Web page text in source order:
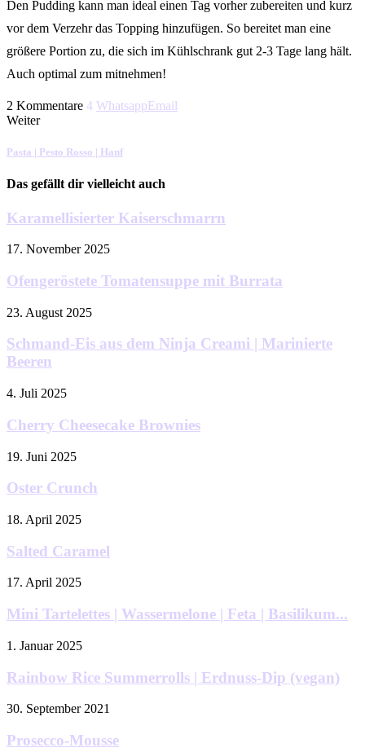
Den Pudding kann man ideal einen Tag vorher zubereiten und kurz
vor dem Verzehr das Topping hinzufügen. So bereitet man eine
größere Portion zu, die sich im Kühlschrank gut 2-3 Tage lang hält.
Auch optimal zum mitnehmen!
2 Kommentare 4 WhatsappEmail
Weiter
Pasta | Pesto Rosso | Hanf
Das gefällt dir vielleicht auch
Karamellisierter Kaiserschmarrn
17. November 2025
Ofengeröstete Tomatensuppe mit Burrata
23. August 2025
Schmand-Eis aus dem Ninja Creami | Marinierte
Beeren
4. Juli 2025
Cherry Cheesecake Brownies
19. Juni 2025
Oster Crunch
18. April 2025
Salted Caramel
17. April 2025
Mini Tartelettes | Wassermelone | Feta | Basilikum...
1. Januar 2025
Rainbow Rice Summerrolls | Erdnuss-Dip (vegan)
30. September 2021
Prosecco-Mousse